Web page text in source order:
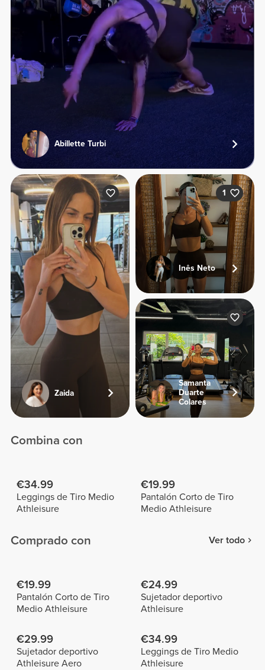
Abillette Turbi
Zaida
1
Inês Neto
Samanta
Duarte
Colares
Combina con
€34.99
Leggings de Tiro Medio
Athleisure
€19.99
Pantalón Corto de Tiro
Medio Athleisure
Comprado con Ver todo
€19.99
Pantalón Corto de Tiro
Medio Athleisure
€24.99
Sujetador deportivo
Athleisure
€29.99
Sujetador deportivo
Athleisure Aero
€34.99
Leggings de Tiro Medio
Athleisure